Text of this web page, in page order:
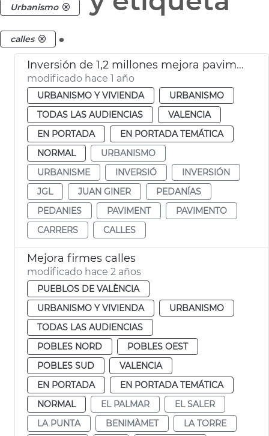
Urbanismo
calles .
Inversión de 1,2 millones mejora pavimento calles y caminos València y pedanías
modificado hace 1 año
URBANISMO Y VIVIENDA
URBANISMO
TODAS LAS AUDIENCIAS
VALENCIA
EN PORTADA
EN PORTADA TEMÁTICA
NORMAL
URBANISMO
URBANISME
INVERSIÓ
INVERSIÓN
JGL
JUAN GINER
PEDANÍAS
PEDANIES
PAVIMENT
PAVIMENTO
CARRERS
CALLES
Mejora firmes calles
modificado hace 2 años
PUEBLOS DE VALÈNCIA
URBANISMO Y VIVIENDA
URBANISMO
TODAS LAS AUDIENCIAS
POBLES NORD
POBLES OEST
POBLES SUD
VALENCIA
EN PORTADA
EN PORTADA TEMÁTICA
NORMAL
EL PALMAR
EL SALER
LA PUNTA
BENIMÀMET
LA TORRE